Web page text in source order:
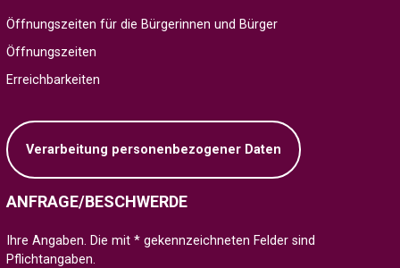
Öffnungszeiten für die Bürgerinnen und Bürger
Öffnungszeiten
Erreichbarkeiten
Verarbeitung personenbezogener Daten
ANFRAGE/BESCHWERDE
Ihre Angaben. Die mit * gekennzeichneten Felder sind
Pflichtangaben.